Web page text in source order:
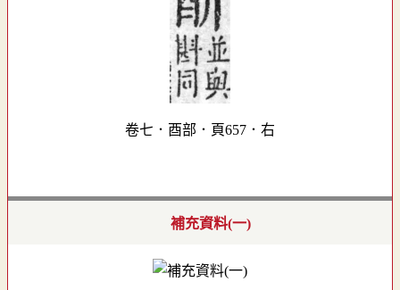
卷七．酉部．頁657．右
補充資料(一)